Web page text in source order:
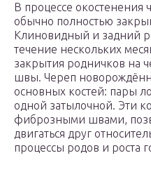
В процессе
обычно полностью
Клиновидный и задний
течение нескольких
закрытия родничков на
швы. Череп
основных костей: пары
одной затылочной. Эти
фиброзными швами,
двигаться друг
процессы родов и роста